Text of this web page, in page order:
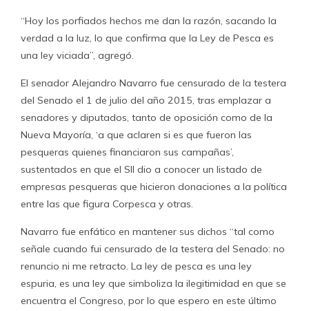
“Hoy los porfiados hechos me dan la razón, sacando la
verdad a la luz, lo que confirma que la Ley de Pesca es
una ley viciada”, agregó.
El senador Alejandro Navarro fue censurado de la testera
del Senado el 1 de julio del año 2015, tras emplazar a
senadores y diputados, tanto de oposición como de la
Nueva Mayoría, ‘a que aclaren si es que fueron las
pesqueras quienes financiaron sus campañas’,
sustentados en que el SII dio a conocer un listado de
empresas pesqueras que hicieron donaciones a la política
entre las que figura Corpesca y otras.
Navarro fue enfático en mantener sus dichos “tal como
señale cuando fui censurado de la testera del Senado: no
renuncio ni me retracto. La ley de pesca es una ley
espuria, es una ley que simboliza la ilegitimidad en que se
encuentra el Congreso, por lo que espero en este último